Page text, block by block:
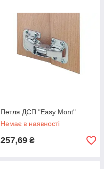
Петля ДСП "Easy Mont"
Немає в наявності
257,69 ₴